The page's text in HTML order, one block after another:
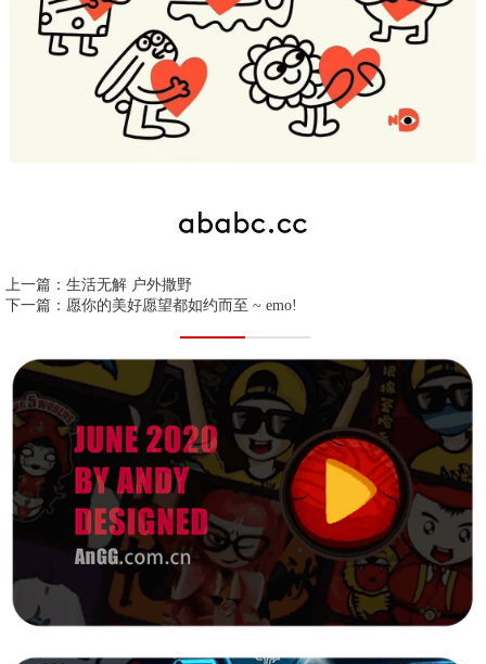
上一篇： 生活无解 户外撒野
下一篇： 愿你的美好愿望都如约而至 ~ emo!